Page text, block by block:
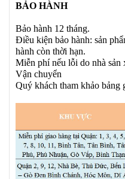
BẢO HÀNH
Bảo hành 12 tháng.
Điều kiện bảo hành: sản
hành còn thời hạn.
Miễn phí nếu lỗi do nhà sản
Vận chuyển
Quý khách tham khảo bảng